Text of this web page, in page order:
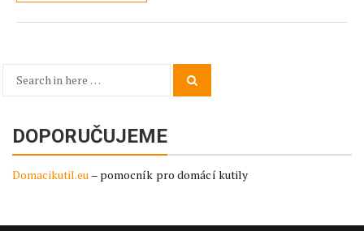
Search
DOPORUČUJEME
Domacikutil.eu – pomocník pro domácí kutily